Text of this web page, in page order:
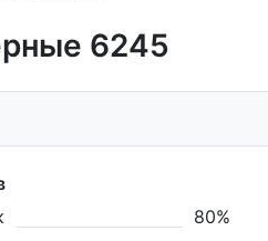
6245
80%